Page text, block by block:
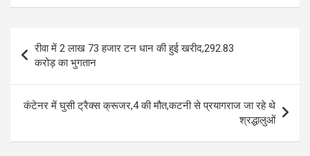
A
p
p
o
o
k
n
Post
navigation
रीवा में 2 लाख 73 हजार टन धान की हुई खरीद,292.83
करोड़ का भुगतान
कंटेनर में घुसी ट्रैक्स क्रूजर,4 की मौत,कटनी से प्रयागराज जा रहे थे
श्रद्धालुओं